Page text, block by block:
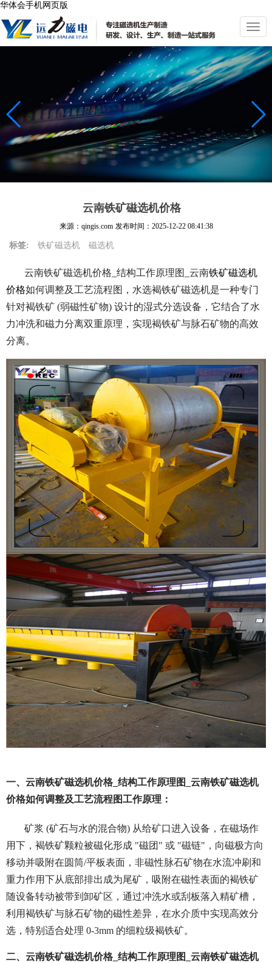
华体会手机网页版
切
换
导
航
云南铁矿磁选机价格
来源：qingis.com 发布时间： 2025-12-22 08:41:38
标签: 铁矿磁选机 磁选机
云南铁矿磁选机价格_结构工作原理图_云南铁矿磁选机
价格如何调整及工艺流程图，水选褐铁矿磁选机是一种专门
针对褐铁矿 (弱磁性矿物) 设计的湿式分选设备，它结合了水
力冲洗和磁力分离双重原理，实现褐铁矿与脉石矿物的高效
分离。
一、云南铁矿磁选机价格_结构工作原理图_云南铁矿磁选机
价格如何调整及工艺流程图工作原理：
矿浆 (矿石与水的混合物) 从给矿口进入设备， 在磁场作
用下，褐铁矿颗粒被磁化形成 "磁团" 或 "磁链"，向磁极方向
移动并吸附在圆筒/平板表面， 非磁性脉石矿物在水流冲刷和
重力作用下从底部排出成为尾矿， 吸附在磁性表面的褐铁矿
随设备转动被带到卸矿区，通过冲洗水或刮板落入精矿槽，
利用褐铁矿与脉石矿物的磁性差异，在水介质中实现高效分
选，特别适合处理 0-3mm 的细粒级褐铁矿。
二、云南铁矿磁选机价格_结构工作原理图_云南铁矿磁选机